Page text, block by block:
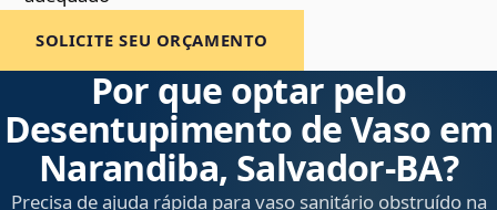
SOLICITE SEU ORÇAMENTO
Por que optar pelo
Desentupimento de Vaso em
Narandiba, Salvador‑BA?
Precisa de ajuda rápida para vaso sanitário obstruído na